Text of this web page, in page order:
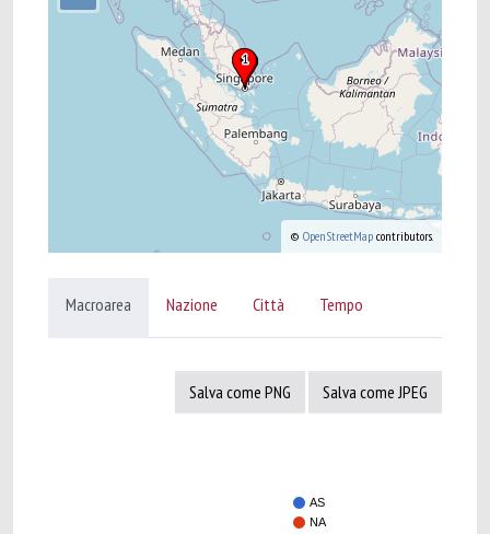
© OpenStreetMap contributors.
Macroarea Nazione Città Tempo
Salva come PNG Salva come JPEG
AS
NA